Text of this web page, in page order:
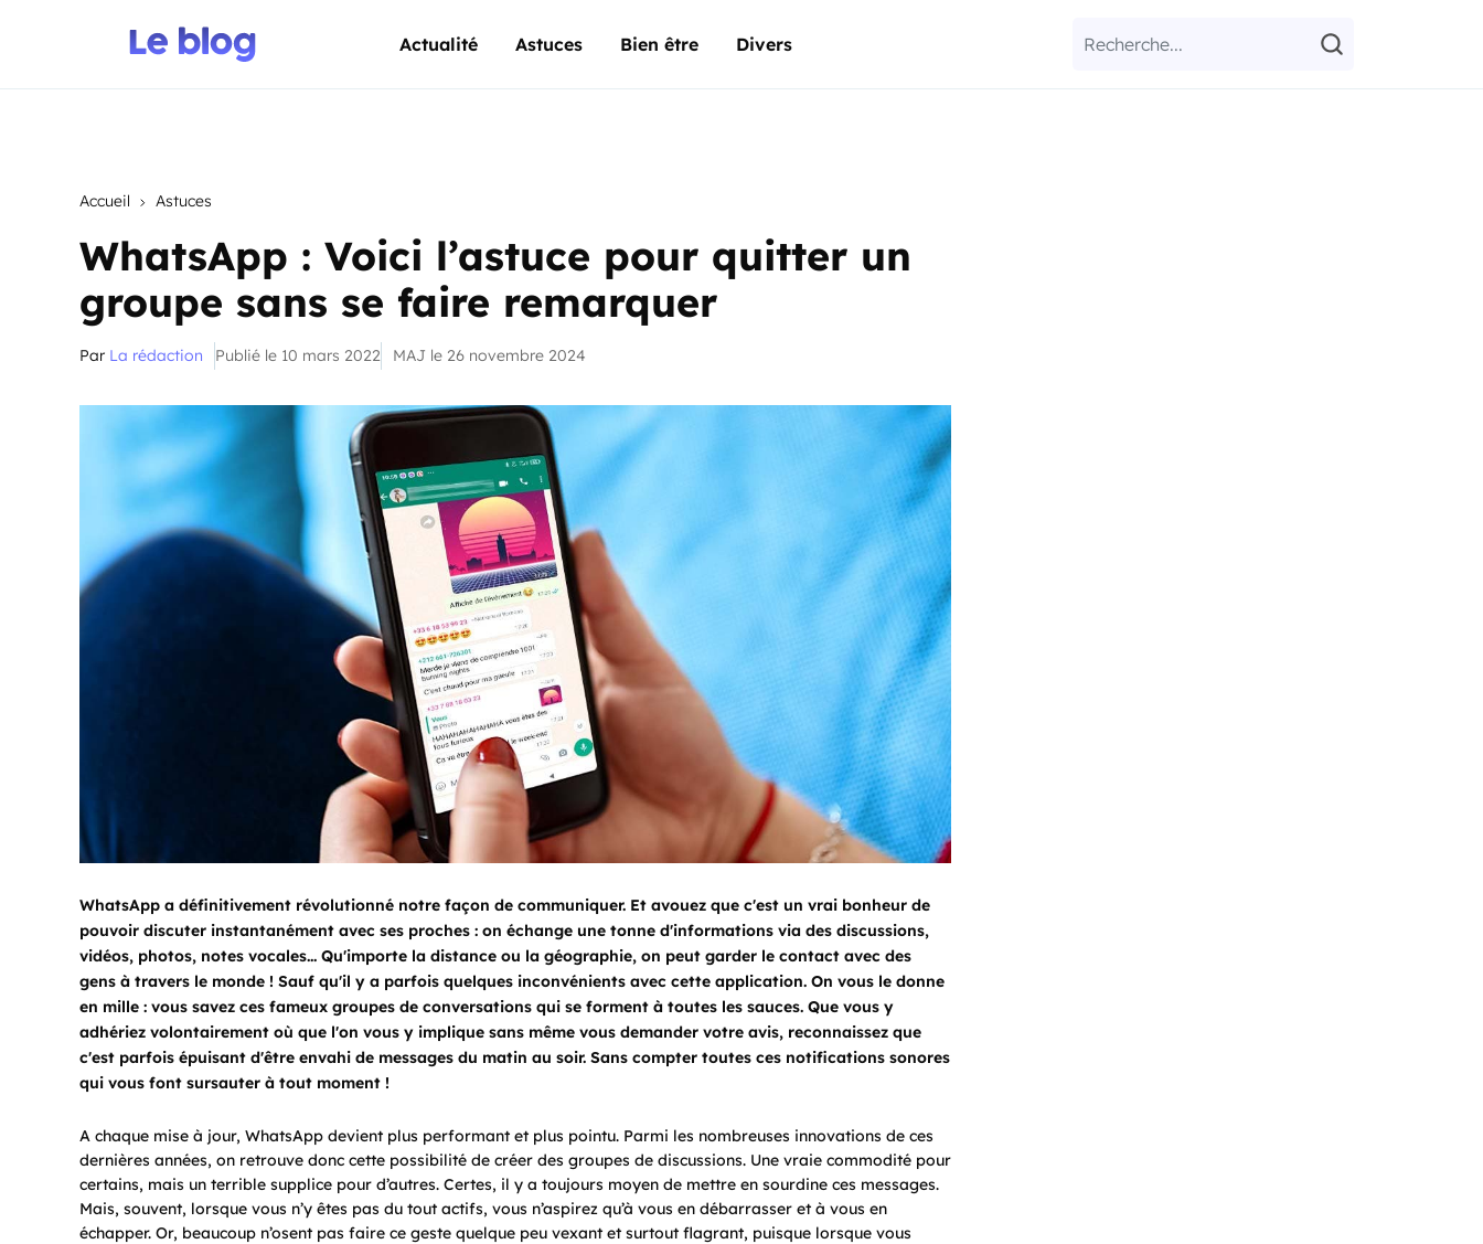
Actualité Astuces Bien être Divers
Accueil Astuces
WhatsApp : Voici l’astuce pour quitter un
groupe sans se faire remarquer
Par La rédaction Publié le 10 mars 2022 MAJ le 26 novembre 2024
WhatsApp a définitivement révolutionné notre façon de communiquer. Et avouez que c'est un vrai bonheur de
pouvoir discuter instantanément avec ses proches : on échange une tonne d'informations via des discussions,
vidéos, photos, notes vocales... Qu'importe la distance ou la géographie, on peut garder le contact avec des
gens à travers le monde ! Sauf qu'il y a parfois quelques inconvénients avec cette application. On vous le donne
en mille : vous savez ces fameux groupes de conversations qui se forment à toutes les sauces. Que vous y
adhériez volontairement où que l'on vous y implique sans même vous demander votre avis, reconnaissez que
c'est parfois épuisant d'être envahi de messages du matin au soir. Sans compter toutes ces notifications sonores
qui vous font sursauter à tout moment !
A chaque mise à jour, WhatsApp devient plus performant et plus pointu. Parmi les nombreuses innovations de ces
dernières années, on retrouve donc cette possibilité de créer des groupes de discussions. Une vraie commodité pour
certains, mais un terrible supplice pour d’autres. Certes, il y a toujours moyen de mettre en sourdine ces messages.
Mais, souvent, lorsque vous n’y êtes pas du tout actifs, vous n’aspirez qu’à vous en débarrasser et à vous en
échapper. Or, beaucoup n’osent pas faire ce geste quelque peu vexant et surtout flagrant, puisque lorsque vous